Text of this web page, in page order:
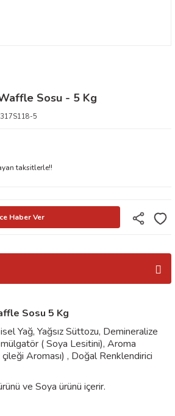
Sosu - 5 Kg
5
taksitlerle!!
Haber Ver
Sosu 5 Kg
Yağ, Yağsız Süttozu, Demineralize
( Soya Lesitini), Aroma
Aroması) , Doğal Renklendirici
ve Soya ürünü içerir.